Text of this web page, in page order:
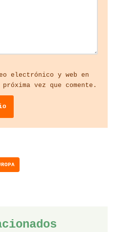
electrónico y web en
vez que comente.